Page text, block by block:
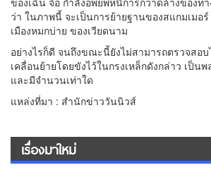
ว่า ในภาพนี้ จะเป็นการย้ายฐานของสแกมเมอ
เมืองหมกบ่าย ของเวียดนาม
อย่างไรก็ดี จนถึงขณะนี้ยังไม่สามารถตรวจสอ
เคลื่อนย้ายโดยขังไว้ในกรงเหล็กดังกล่าว เป็น
และมีจำนวนเท่าใด
แหล่งที่มา : สำนักข่าววันนิวส์
เรื่องมาใหม่